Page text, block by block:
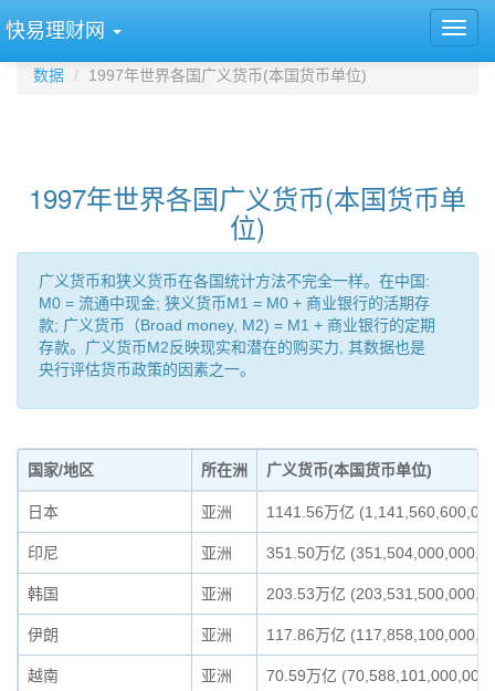
快易理财网
数据 1997年世界各国广义货币(本国货币单位)
1997年世界各国广义货币(本国货币单
位)
广义货币和狭义货币在各国统计方法不完全一样。在中国:
M0 = 流通中现金; 狭义货币M1 = M0 + 商业银行的活期存
款; 广义货币（Broad money, M2) = M1 + 商业银行的定期
存款。广义货币M2反映现实和潜在的购买力, 其数据也是
央行评估货币政策的因素之一。
国家/地区 所在洲 广义货币(本国货币单位)
日本 亚洲 1141.56万亿
印尼 亚洲 351.50万亿
韩国 亚洲 203.53万亿
伊朗 亚洲 117.86万亿
越南 亚洲 70.59万亿 (70,588,101,000,000)